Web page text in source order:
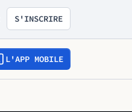
S'INSCRIRE
L'APP MOBILE